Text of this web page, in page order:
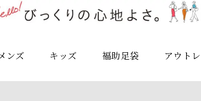
ンズ キッズ 福助足袋 アウト